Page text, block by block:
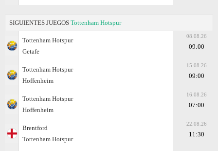
SIGUIENTES JUEGOS Tottenham Hotspur
Tottenham Hotspur
Getafe
08.08.26
09:00
Tottenham Hotspur
Hoffenheim
15.08.26
09:00
Tottenham Hotspur
Hoffenheim
16.08.26
07:00
Brentford
Tottenham Hotspur
22.08.26
11:30